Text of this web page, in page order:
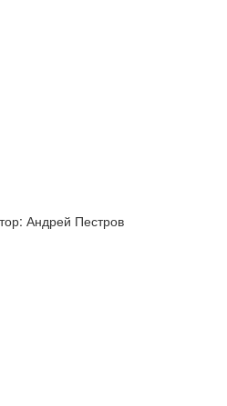
Андрей Пестров